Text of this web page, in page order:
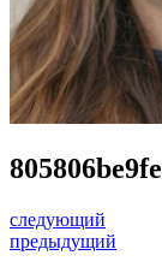
следующий
предыдущий